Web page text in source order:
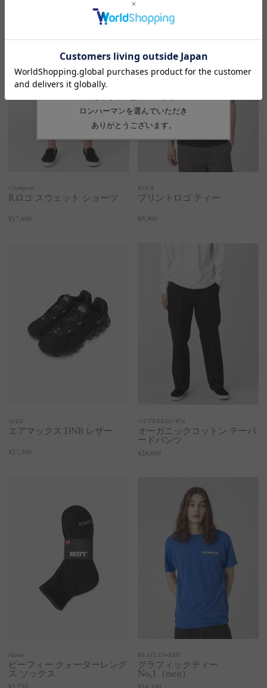
Champion
Rロゴ スウェット ショーツ
¥17,600
RVCA
プリントロゴ ティー
¥9,900
NIKE
エアマックス DNB レザー
¥27,500
OUTERKNOWN
オーガニックコットン テーパ
ードパンツ
¥28,600
Hanes
ビーフィー クォーターレング
ス ソックス
BEATLES×RHC
グラフィックティー
No,1（men）